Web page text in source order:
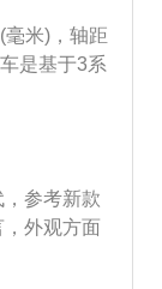
涡轮增压
转每分
这款发动
世界三大
地性能，
且舒适性
米)，轴距
是基于3系
的动力总
20升涡轮
可以从135
最大功率
升涡轮增
1450转开
参考新款
外观方面
将会延